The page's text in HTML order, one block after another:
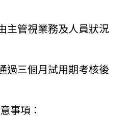
主管視業務及人員狀況
過三個月試用期考核後
事項：